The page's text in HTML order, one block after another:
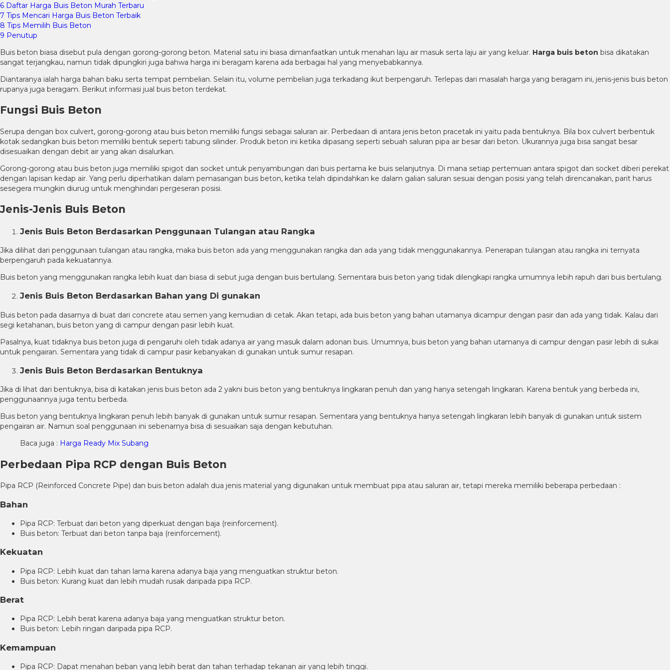
6 Daftar Harga Buis Beton Murah Terbaru
7 Tips Mencari Harga Buis Beton Terbaik
8 Tips Memilih Buis Beton
9 Penutup
Buis beton biasa disebut pula dengan gorong-gorong beton. Material satu ini biasa dimanfaatkan untuk menahan laju air masuk serta laju air yang keluar. Harga buis beton bisa dikatakan
sangat terjangkau, namun tidak dipungkiri juga bahwa harga ini beragam karena ada berbagai hal yang menyebabkannya.
Diantaranya ialah harga bahan baku serta tempat pembelian. Selain itu, volume pembelian juga terkadang ikut berpengaruh. Terlepas dari masalah harga yang beragam ini, jenis-jenis buis beton
rupanya juga beragam. Berikut informasi jual buis beton terdekat.
Fungsi Buis Beton
Serupa dengan box culvert, gorong-gorong atau buis beton memiliki fungsi sebagai saluran air. Perbedaan di antara jenis beton pracetak ini yaitu pada bentuknya. Bila box culvert berbentuk
kotak sedangkan buis beton memiliki bentuk seperti tabung silinder. Produk beton ini ketika dipasang seperti sebuah saluran pipa air besar dari beton. Ukurannya juga bisa sangat besar
disesuaikan dengan debit air yang akan disalurkan.
Gorong-gorong atau buis beton juga memiliki spigot dan socket untuk penyambungan dari buis pertama ke buis selanjutnya. Di mana setiap pertemuan antara spigot dan socket diberi perekat
dengan lapisan kedap air. Yang perlu diperhatikan dalam pemasangan buis beton, ketika telah dipindahkan ke dalam galian saluran sesuai dengan posisi yang telah direncanakan, parit harus
sesegera mungkin diurug untuk menghindari pergeseran posisi.
Jenis-Jenis Buis Beton
Jenis Buis Beton Berdasarkan Penggunaan Tulangan atau Rangka
Jika dilihat dari penggunaan tulangan atau rangka, maka buis beton ada yang menggunakan rangka dan ada yang tidak menggunakannya. Penerapan tulangan atau rangka ini ternyata
berpengaruh pada kekuatannya.
Buis beton yang menggunakan rangka lebih kuat dan biasa di sebut juga dengan buis bertulang. Sementara buis beton yang tidak dilengkapi rangka umumnya lebih rapuh dari buis bertulang.
Jenis Buis Beton Berdasarkan Bahan yang Di gunakan
Buis beton pada dasarnya di buat dari concrete atau semen yang kemudian di cetak. Akan tetapi, ada buis beton yang bahan utamanya dicampur dengan pasir dan ada yang tidak. Kalau dari
segi ketahanan, buis beton yang di campur dengan pasir lebih kuat.
Pasalnya, kuat tidaknya buis beton juga di pengaruhi oleh tidak adanya air yang masuk dalam adonan buis. Umumnya, buis beton yang bahan utamanya di campur dengan pasir lebih di sukai
untuk pengairan. Sementara yang tidak di campur pasir kebanyakan di gunakan untuk sumur resapan.
Jenis Buis Beton Berdasarkan Bentuknya
Jika di lihat dari bentuknya, bisa di katakan jenis buis beton ada 2 yakni buis beton yang bentuknya lingkaran penuh dan yang hanya setengah lingkaran. Karena bentuk yang berbeda ini,
penggunaannya juga tentu berbeda.
Buis beton yang bentuknya lingkaran penuh lebih banyak di gunakan untuk sumur resapan. Sementara yang bentuknya hanya setengah lingkaran lebih banyak di gunakan untuk sistem
pengairan air. Namun soal penggunaan ini sebenarnya bisa di sesuaikan saja dengan kebutuhan.
Baca juga : Harga Ready Mix Subang
Perbedaan Pipa RCP dengan Buis Beton
Pipa RCP (Reinforced Concrete Pipe) dan buis beton adalah dua jenis material yang digunakan untuk membuat pipa atau saluran air, tetapi mereka memiliki beberapa perbedaan :
Bahan
Pipa RCP: Terbuat dari beton yang diperkuat dengan baja (reinforcement).
Buis beton: Terbuat dari beton tanpa baja (reinforcement).
Kekuatan
Pipa RCP: Lebih kuat dan tahan lama karena adanya baja yang menguatkan struktur beton.
Buis beton: Kurang kuat dan lebih mudah rusak daripada pipa RCP.
Berat
Pipa RCP: Lebih berat karena adanya baja yang menguatkan struktur beton.
Buis beton: Lebih ringan daripada pipa RCP.
Kemampuan
Pipa RCP: Dapat menahan beban yang lebih berat dan tahan terhadap tekanan air yang lebih tinggi.